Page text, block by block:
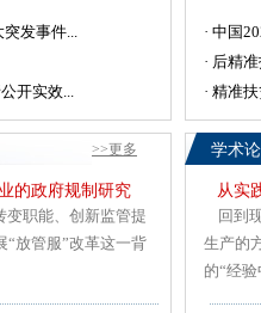
发事件...
开实效...
· 中国
· 后精
· 精准
>>更多
的政府规制研究
职能、创新监管提
“放管服”改革这一背
学术
从实
回到
生产的
的“经